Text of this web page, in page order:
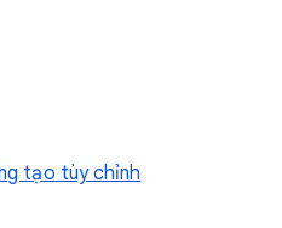
tạo tùy chỉnh